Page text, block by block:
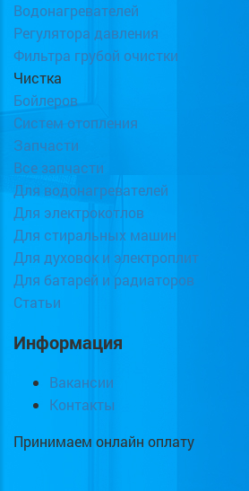
Водонагревателей
Регулятора давления
Фильтра грубой очистки
Чистка
Бойлеров
Систем отопления
Запчасти
Все запчасти
Для водонагревателей
Для электрокотлов
Для стиральных машин
Для духовок и электроплит
Для батарей и радиаторов
Статьи
Информация
Вакансии
Контакты
Принимаем онлайн оплату